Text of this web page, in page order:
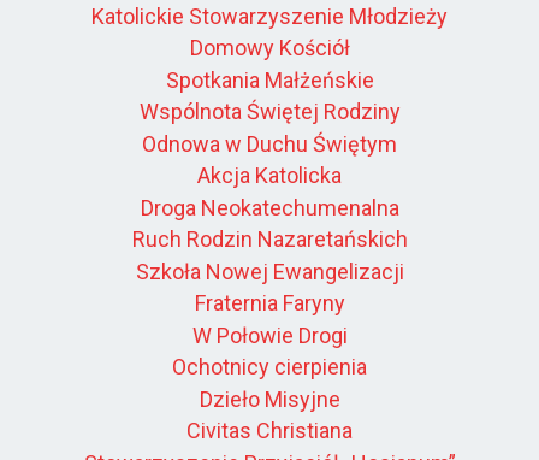
Katolickie Stowarzyszenie Młodzieży
Domowy Kościół
Spotkania Małżeńskie
Wspólnota Świętej Rodziny
Odnowa w Duchu Świętym
Akcja Katolicka
Droga Neokatechumenalna
Ruch Rodzin Nazaretańskich
Szkoła Nowej Ewangelizacji
Fraternia Faryny
W Połowie Drogi
Ochotnicy cierpienia
Dzieło Misyjne
Civitas Christiana